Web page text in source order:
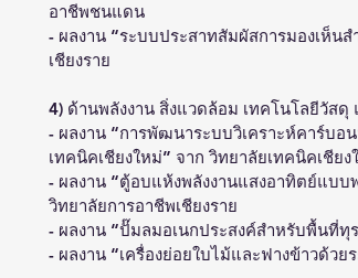
อาชีพชนแดน
- ผลงาน “ระบบประสาทสัมผัสการมองเห็น
เชียงราย
4) ด้านพลังงาน สิ่งแวดล้อม เทคโนโลยีวัสดุ
- ผลงาน “การพัฒนาระบบวิเคราะห์คาร์
เทคนิคเชียงใหม่” จาก วิทยาลัยเทคนิคเชียง
- ผลงาน “ตู้อบแห้งพลังงานแสงอาทิตย์แบ
วิทยาลัยการอาชีพเชียงราย
- ผลงาน “ปั๊มลมอเนกประสงค์สำหรับพื้นที่ทุ
- ผลงาน “เครื่องย่อยใบไม้และฟางข้าวด้ว